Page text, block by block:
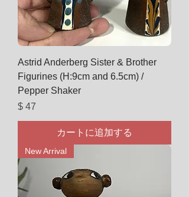
Astrid Anderberg Sister & Brother
Figurines (H:9cm and 6.5cm) /
Pepper Shaker
価格
$ 47
カートに追加する
New Arrival